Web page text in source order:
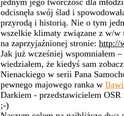
jednym jego twórczość dla
odcisnęła swój ślad i
przyrodą i historią. Nie o tym
wszelkie klimaty związane z w/
na zaprzyjaźnionej stronie: http://
Jak już wcześniej wspomniałem
wiedziałem, że kiedyś sam
Nienackiego w serii Pana
pewnego majowego ranka w
Darkiem - przedstawicielem
;-)